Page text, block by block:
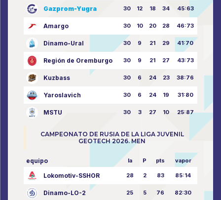
Gazprom-Yugra 30 12 18 34 45:63
Amargo 30 10 20 28 46:73
Dinamo-Ural 30 9 21 29 41:70
Región de Oremburgo 30 9 21 27 43:73
Kuzbass 30 6 24 23 38:76
Yaroslavich 30 6 24 19 31:80
MSTU 30 3 27 10 25:87
CAMPEONATO DE RUSIA DE LA LIGA JUVENIL
GEOTECH 2026. MEN
equipo la P pts vapor
Lokomotiv-SSHOR 28 2 83 85:14
Dinamo-LO-2 25 5 76 82:30